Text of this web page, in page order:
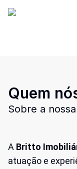
Quem
Sobre a
A Britto
atuação e